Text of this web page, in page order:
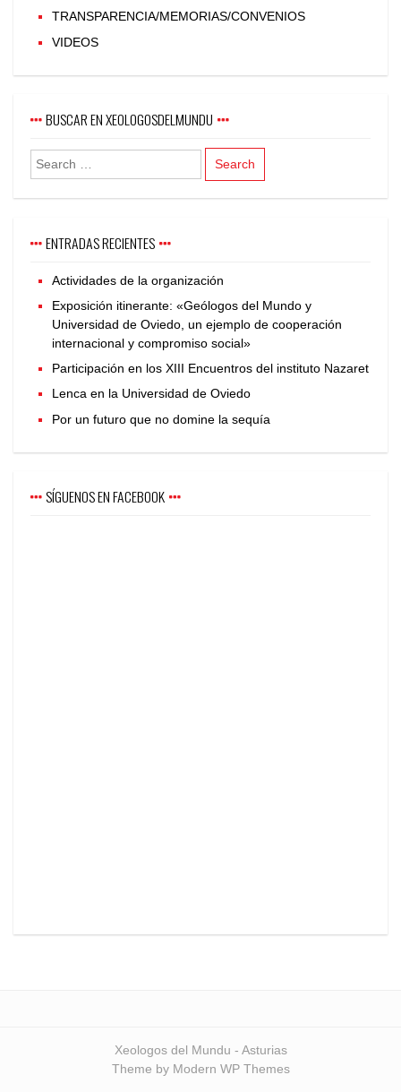
TRANSPARENCIA/MEMORIAS/CONVENIOS
VIDEOS
BUSCAR EN XEOLOGOSDELMUNDU
ENTRADAS RECIENTES
Actividades de la organización
Exposición itinerante: «Geólogos del Mundo y
Universidad de Oviedo, un ejemplo de cooperación
internacional y compromiso social»
Participación en los XIII Encuentros del instituto Nazaret
Lenca en la Universidad de Oviedo
Por un futuro que no domine la sequía
SÍGUENOS EN FACEBOOK
Xeologos del Mundu - Asturias
Theme by Modern WP Themes